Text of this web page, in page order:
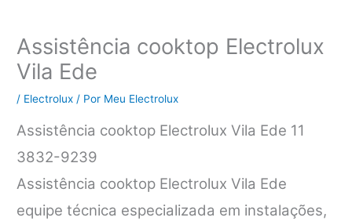
Assistência cooktop Electrolux
Vila Ede
/ Electrolux / Por Meu Electrolux
Assistência cooktop Electrolux Vila Ede 11
3832-9239
Assistência cooktop Electrolux Vila Ede
equipe técnica especializada em instalações,